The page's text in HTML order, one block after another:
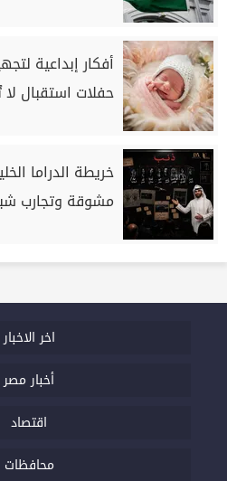
أفكار إبداعية
حفلات استقبال
خريطة الدراما
مشوقة وتجارب
اخر الاخبار
أخبار مصر
اقتصاد
محافظات